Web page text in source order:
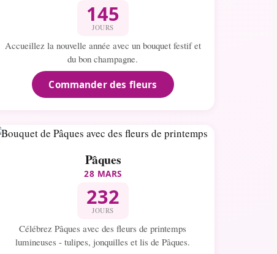
145
JOURS
Accueillez la nouvelle année avec un bouquet festif et
du bon champagne.
Commander des fleurs
Pâques
28 MARS
232
JOURS
Célébrez Pâques avec des fleurs de printemps
lumineuses - tulipes, jonquilles et lis de Pâques.